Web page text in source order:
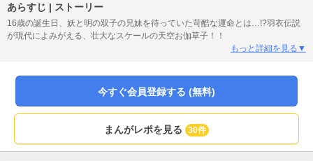
あらすじ | ストーリー
16歳の誕生日、妖と明の双子の兄妹を待っていた苛酷な運命とは…!?羽衣伝説
が現代によみがえる、壮大なスケールの天空お伽草子！！
もっと詳細を見る▼
今すぐ会員登録する (無料)
まんがレポを見る 30件